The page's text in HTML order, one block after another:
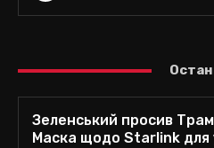
Зеленський просив
Маска щодо Starlink для